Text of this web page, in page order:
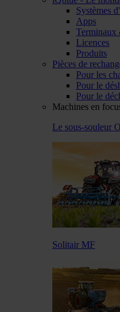
Systèmes
Apps
Terminaux
Licences
Produits
Pièces de
Pour les
Pour le
Pour le
Machines en
Le sous-souleur
Solitair MF